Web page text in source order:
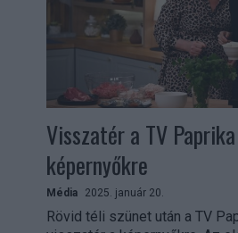
Visszatér a TV
képernyőkre
Média 2025. január 20.
Rövid téli szünet után a TV